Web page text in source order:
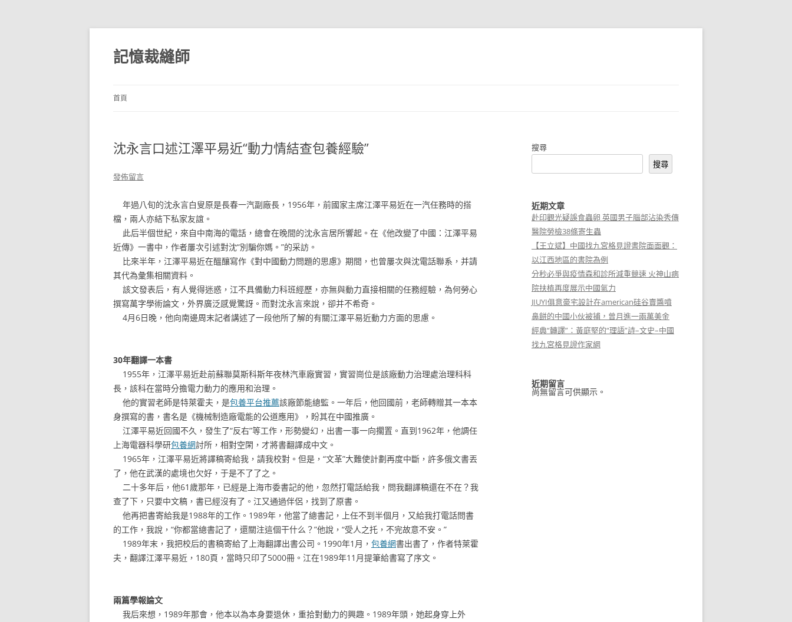
跳
主
要
內
記憶裁縫師
首頁
沈永言口述江澤平易近“動力情結查包養經驗”
發佈留言
年過八旬的沈永言白叟原是長春一汽副廠長，1956年，前國家主席江澤平易近在一汽任務時的搭
檔，兩人亦結下私家友誼。
此后半個世紀，來自中南海的電話，總會在晚間的沈永言居所響起。在《他改變了中國：江澤平易
近傳》一書中，作者屢次引述對沈“別騙你媽。”的采訪。
比來半年，江澤平易近在醞釀寫作《對中國動力問題的思慮》期間，也曾屢次與沈電話聯系，并請
其代為彙集相關資料。
該文發表后，有人覺得迷惑，江不具備動力科班經歷，亦無與動力直接相關的任務經驗，為何勞心
撰寫萬字學術論文，外界廣泛感覺驚訝。而對沈永言來說，卻并不希奇。
4月6日晚，他向南邊周末記者講述了一段他所了解的有關江澤平易近動力方面的思慮。
30年翻譯一本書
1955年，江澤平易近赴前蘇聯莫斯科斯年夜林汽車廠實習，實習崗位是該廠動力治理處治理科科
長，該科在當時分擔電力動力的應用和治理。
他的實習老師是特萊霍夫，是包養平台推薦該廠節能總監。一年后，他回國前，老師轉贈其一本本
身撰寫的書，書名是《機械制造廠電能的公道應用》，盼其在中國推廣。
江澤平易近回國不久，發生了“反右”等工作，形勢變幻，出書一事一向擱置。直到1962年，他調任
上海電器科學研包養網討所，相對空閑，才將書翻譯成中文。
1965年，江澤平易近將譯稿寄給我，請我校對。但是，“文革”大難使計劃再度中斷，許多俄文書丟
了，他在武漢的處境也欠好，于是不了了之。
二十多年后，他61歲那年，已經是上海市委書記的他，忽然打電話給我，問我翻譯稿還在不在？我
查了下，只要中文稿，書已經沒有了。江又通過伴侶，找到了原書。
他再把書寄給我是1988年的工作。1989年，他當了總書記，上任不到半個月，又給我打電話問書
的工作，我說，“你都當總書記了，還關注這個干什么？”他說，“受人之托，不完故意不安。”
1989年末，我把校后的書稿寄給了上海翻譯出書公司。1990年1月， 包養網書出書了，作者特萊霍
夫，翻譯江澤平易近，180頁，當時只印了5000冊。江在1989年11月提筆給書寫了序文。
兩篇學報論文
我后來想，1989年那會，他本以為本身要退休，重拾對動力的興趣。1989年頭，她起身穿上外
搜尋
搜尋
近期文章
赴印觀光疑誤食蟲卵 英國男子腦部沾染秀傳
醫院勞檢38條寄生蟲
【王立斌】中國找九宮格見證書院面面觀：
以江西地區的書院為例
分秒必爭與疫情森和診所減重競速 火神山病
院扶植再度展示中國氣力
JIUYI俱意豪宅設計在american硅谷賣醬噴
鼻餅的中國小伙被捕，曾月進一兩萬美金
經典“轉譯”：黃庭堅的“理語”詩–文史–中國
找九宮格見證作家網
近期留言
尚無留言可供顯示。